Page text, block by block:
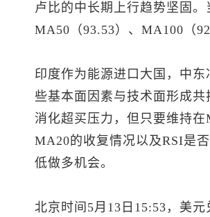
卢比的中长期上行趋势坚固
MA50（93.53）、MA100（
印度作为能源进口大国，中
些基本面因素与技术面形成
消化超买压力，但只要维持
MA20的收复情况以及RSI是
低做多机会。
北京时间5月13日15:53，美